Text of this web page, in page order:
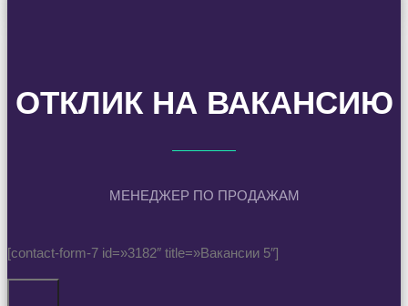
ОТКЛИК НА ВАКАНСИЮ
МЕНЕДЖЕР ПО ПРОДАЖАМ
[contact-form-7 id=»3182″ title=»Вакансии 5″]